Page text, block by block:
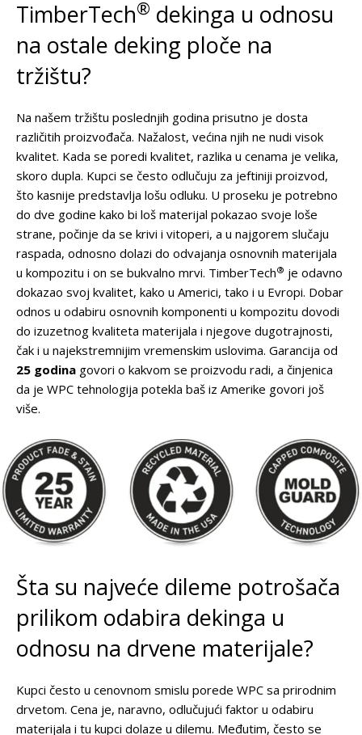
TimberTech® dekinga u odnosu
na ostale deking ploče na
tržištu?
Na našem tržištu poslednjih godina prisutno je dosta
različitih proizvođača. Nažalost, većina njih ne nudi visok
kvalitet. Kada se poredi kvalitet, razlika u cenama je velika,
skoro dupla. Kupci se često odlučuju za jeftiniji proizvod,
što kasnije predstavlja lošu odluku. U proseku je potrebno
do dve godine kako bi loš materijal pokazao svoje loše
strane, počinje da se krivi i vitoperi, a u najgorem slučaju
raspada, odnosno dolazi do odvajanja osnovnih materijala
u kompozitu i on se bukvalno mrvi. TimberTech® je odavno
dokazao svoj kvalitet, kako u Americi, tako i u Evropi. Dobar
odnos u odabiru osnovnih komponenti u kompozitu dovodi
do izuzetnog kvaliteta materijala i njegove dugotrajnosti,
čak i u najekstremnijim vremenskim uslovima. Garancija od
25 godina govori o kakvom se proizvodu radi, a činjenica
da je WPC tehnologija potekla baš iz Amerike govori još
više.
Šta su najveće dileme potrošača
prilikom odabira dekinga u
odnosu na drvene materijale?
Kupci često u cenovnom smislu porede WPC sa prirodnim
drvetom. Cena je, naravno, odlučujući faktor u odabiru
materijala i tu kupci dolaze u dilemu. Međutim, često se